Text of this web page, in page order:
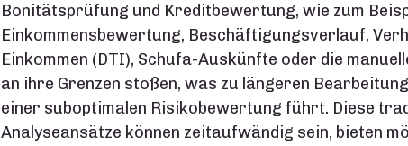
Bonitätsprüfung und Kreditbewertung, wie zum
Einkommensbewertung, Beschäftigungsverlauf,
Einkommen (DTI), Schufa-Auskünfte oder die
an ihre Grenzen stoßen, was zu längeren
einer suboptimalen Risikobewertung führt. Diese
Analyseansätze können zeitaufwändig sein, bieten